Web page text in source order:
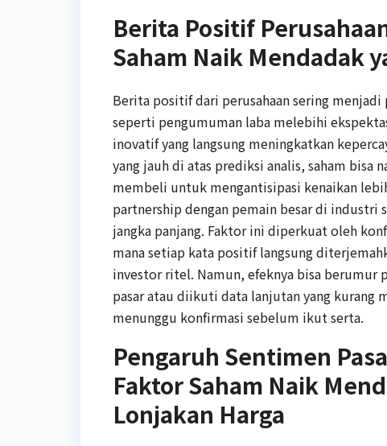
Berita Positif
Saham Naik Mendadak
Berita positif dari perusahaan sering
seperti pengumuman laba melebihi
inovatif yang langsung meningkatkan
yang jauh di atas prediksi analis, saham bisa
membeli untuk mengantisipasi kenaikan
partnership dengan pemain besar di industri
jangka panjang. Faktor ini diperkuat oleh
mana setiap kata positif langsung
investor ritel. Namun, efeknya bisa
pasar atau diikuti data lanjutan yang kurang
menunggu konfirmasi sebelum ikut serta.
Pengaruh Sentimen
Faktor Saham Naik
Lonjakan Harga